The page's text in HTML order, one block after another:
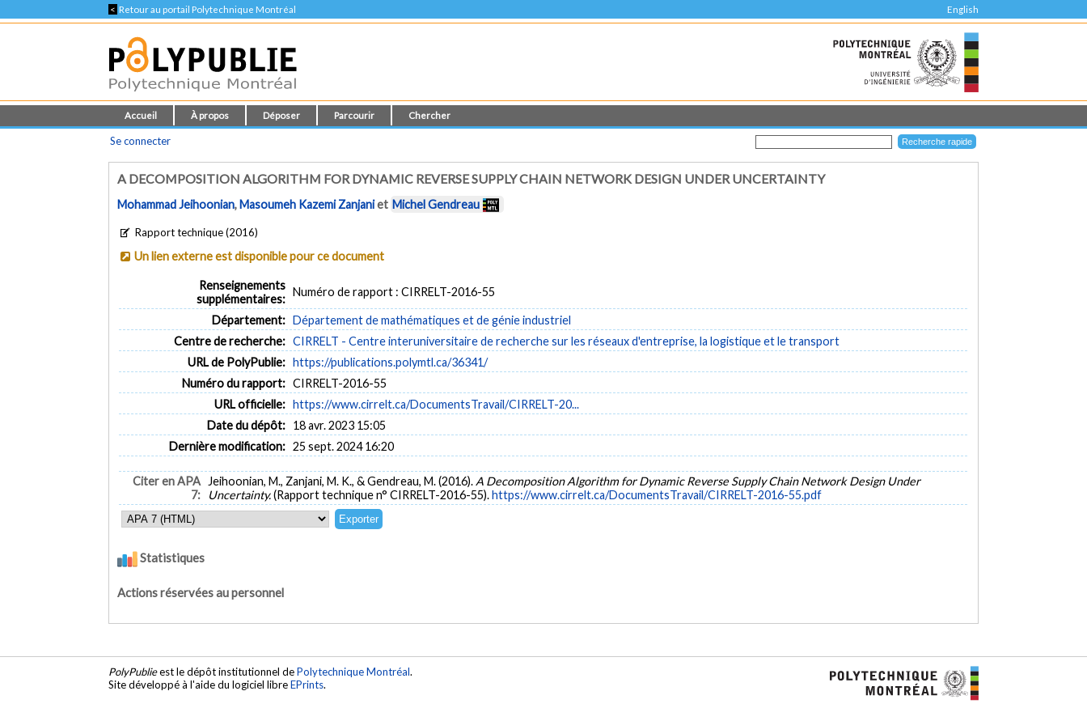
< Retour au portail Polytechnique Montréal English
Accueil À propos Déposer Parcourir Chercher
Se connecter
A DECOMPOSITION ALGORITHM FOR DYNAMIC REVERSE SUPPLY CHAIN NETWORK DESIGN UNDER UNCERTAINTY
Mohammad Jeihoonian,Masoumeh Kazemi Zanjaniet Michel Gendreau
Rapport technique (2016)
Un lien externe est disponible pour ce document
Renseignements
supplémentaires:
Numéro de rapport : CIRRELT-2016-55
Département: Département de mathématiques et de génie industriel
Centre de recherche: CIRRELT - Centre interuniversitaire de recherche sur les réseaux d'entreprise, la logistique et le transport
URL de PolyPublie: https://publications.polymtl.ca/36341/
Numéro du rapport: CIRRELT-2016-55
URL officielle: https://www.cirrelt.ca/DocumentsTravail/CIRRELT-20...
Date du dépôt: 18 avr. 2023 15:05
Dernière modification: 25 sept. 2024 16:20
Citer en APA
7:
Jeihoonian, M., Zanjani, M. K., & Gendreau, M. (2016). A Decomposition Algorithm for Dynamic Reverse Supply Chain Network Design Under
Uncertainty.(Rapport technique n° CIRRELT-2016-55).https://www.cirrelt.ca/DocumentsTravail/CIRRELT-2016-55.pdf
Statistiques
Actions réservées au personnel
PolyPublieest le dépôt institutionnel dePolytechnique Montréal.
Site développé à l'aide du logiciel libreEPrints.